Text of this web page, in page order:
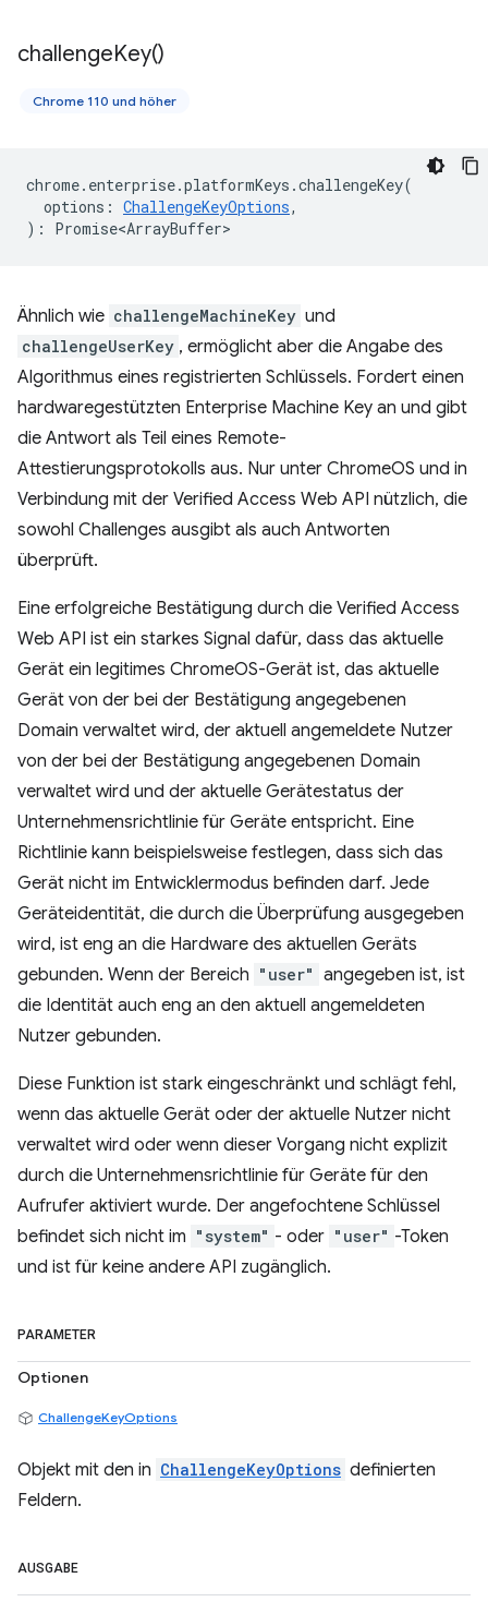
challengeKey()
Chrome 110 und höher
chrome. enterprise.platformKeys .challengeKey(
options : ChallengeKeyOptions,
) : Promise<ArrayBuffer>
Ähnlich wie challengeMachineKey und
challengeUserKey , ermöglicht aber die Angabe des
Algorithmus eines registrierten Schlüssels. Fordert einen
hardwaregestützten Enterprise Machine Key an und gibt
die Antwort als Teil eines Remote-
Attestierungsprotokolls aus. Nur unter ChromeOS und in
Verbindung mit der Verified Access Web API nützlich, die
sowohl Challenges ausgibt als auch Antworten
überprüft.
Eine erfolgreiche Bestätigung durch die Verified Access
Web API ist ein starkes Signal dafür, dass das aktuelle
Gerät ein legitimes ChromeOS-Gerät ist, das aktuelle
Gerät von der bei der Bestätigung angegebenen
Domain verwaltet wird, der aktuell angemeldete Nutzer
von der bei der Bestätigung angegebenen Domain
verwaltet wird und der aktuelle Gerätestatus der
Unternehmensrichtlinie für Geräte entspricht. Eine
Richtlinie kann beispielsweise festlegen, dass sich das
Gerät nicht im Entwicklermodus befinden darf. Jede
Geräteidentität, die durch die Überprüfung ausgegeben
wird, ist eng an die Hardware des aktuellen Geräts
gebunden. Wenn der Bereich "user" angegeben ist, ist
die Identität auch eng an den aktuell angemeldeten
Nutzer gebunden.
Diese Funktion ist stark eingeschränkt und schlägt fehl,
wenn das aktuelle Gerät oder der aktuelle Nutzer nicht
verwaltet wird oder wenn dieser Vorgang nicht explizit
durch die Unternehmensrichtlinie für Geräte für den
Aufrufer aktiviert wurde. Der angefochtene Schlüssel
befindet sich nicht im "system" - oder "user" -Token
und ist für keine andere API zugänglich.
PARAMETER
Optionen
ChallengeKeyOptions
Objekt mit den in ChallengeKeyOptions definierten
Feldern.
AUSGABE